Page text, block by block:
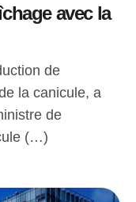
avec la
de
la canicule, a
de
(…)